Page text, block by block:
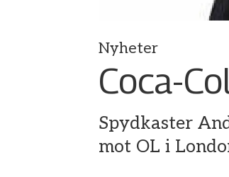
Nyheter
Coca-
Spydkaster
mot OL i